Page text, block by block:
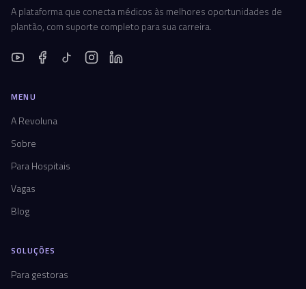
A plataforma que conecta médicos às melhores oportunidades de
plantão, com suporte completo para sua carreira.
MENU
A Revoluna
Sobre
Para Hospitais
Vagas
Blog
SOLUÇÕES
Para gestoras